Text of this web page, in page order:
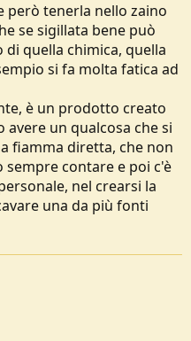
però tenerla nello zaino
se sigillata bene può
quella chimica, quella
si fa molta fatica ad
è un prodotto creato
un qualcosa che si
fiamma diretta, che non
contare e poi c'è
nel crearsi la
una da più fonti